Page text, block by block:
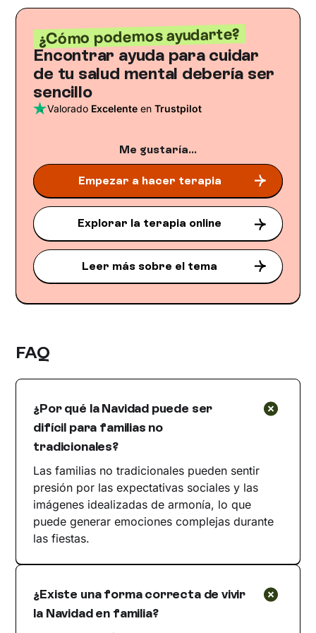
¿Cómo podemos ayudarte?
Encontrar ayuda para cuidar
de tu salud mental debería ser
sencillo
Valorado Excelente enTrustpilot
Me gustaría...
Empezar a hacer terapia
Explorar la terapia online
Leer más sobre el tema
FAQ
¿Por qué la Navidad puede ser
difícil para familias no
tradicionales?
Las familias no tradicionales pueden sentir
presión por las expectativas sociales y las
imágenes idealizadas de armonía, lo que
puede generar emociones complejas durante
las fiestas.
¿Existe una forma correcta de vivir
la Navidad en familia?